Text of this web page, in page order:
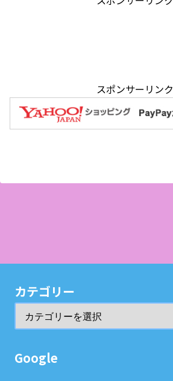
スポンサーリンク
カテゴリー
Google